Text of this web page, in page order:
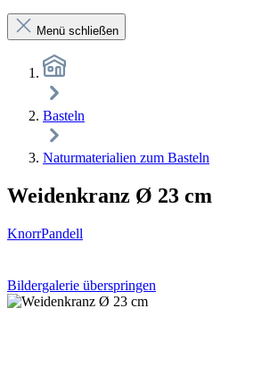
Menü schließen
Basteln
Naturmaterialien zum Basteln
Weidenkranz Ø 23 cm
KnorrPandell
Bildergalerie überspringen